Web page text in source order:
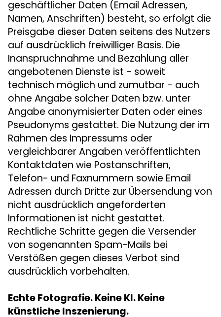
geschäftlicher Daten (Email Adressen,
Namen, Anschriften) besteht, so erfolgt die
Preisgabe dieser Daten seitens des Nutzers
auf ausdrücklich freiwilliger Basis. Die
Inanspruchnahme und Bezahlung aller
angebotenen Dienste ist - soweit
technisch möglich und zumutbar - auch
ohne Angabe solcher Daten bzw. unter
Angabe anonymisierter Daten oder eines
Pseudonyms gestattet. Die Nutzung der im
Rahmen des Impressums oder
vergleichbarer Angaben veröffentlichten
Kontaktdaten wie Postanschriften,
Telefon- und Faxnummern sowie Email
Adressen durch Dritte zur Übersendung von
nicht ausdrücklich angeforderten
Informationen ist nicht gestattet.
Rechtliche Schritte gegen die Versender
von sogenannten Spam-Mails bei
Verstößen gegen dieses Verbot sind
ausdrücklich vorbehalten.
Echte Fotografie. Keine KI. Keine
künstliche Inszenierung.